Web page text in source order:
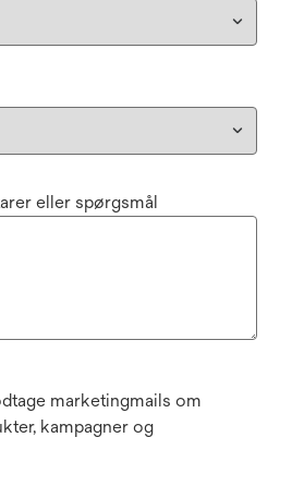
eller spørgsmål
marketingmails om
kampagner og